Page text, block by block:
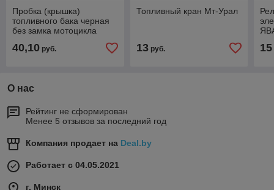
Пробка (крышка)
топливного бака черная
без замка мотоцикла
40,10 руб.
Топливный кран Мт-Урал
13руб. 15
О нас
Рейтинг не сформирован
Менее 5 отзывов за последний год
Компания продает на Deal.by
Работает с 04.05.2021
г. Минск